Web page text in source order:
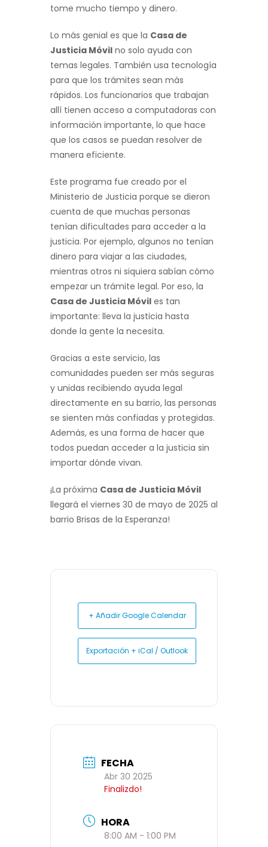
tome mucho tiempo y dinero.
Lo más genial es que la Casa de
Justicia Móvil no solo ayuda con
temas legales. También usa tecnología
para que los trámites sean más
rápidos. Los funcionarios que trabajan
allí tienen acceso a computadoras con
información importante, lo que hace
que los casos se puedan resolver de
manera eficiente.
Este programa fue creado por el
Ministerio de Justicia porque se dieron
cuenta de que muchas personas
tenían dificultades para acceder a la
justicia. Por ejemplo, algunos no tenían
dinero para viajar a las ciudades,
mientras otros ni siquiera sabían cómo
empezar un trámite legal. Por eso, la
Casa de Justicia Móvil es tan
importante: lleva la justicia hasta
donde la gente la necesita.
Gracias a este servicio, las
comunidades pueden ser más seguras
y unidas recibiendo ayuda legal
directamente en su barrio, las personas
se sienten más confiadas y protegidas.
Además, es una forma de hacer que
todos puedan acceder a la justicia sin
importar dónde vivan.
¡La próxima Casa de Justicia Móvil
llegará el viernes 30 de mayo de 2025 al
barrio Brisas de la Esperanza!
+ Añadir Google Calendar
Exportación + iCal / Outlook
FECHA
Abr 30 2025
Finalizdo!
HORA
8:00 AM - 1:00 PM